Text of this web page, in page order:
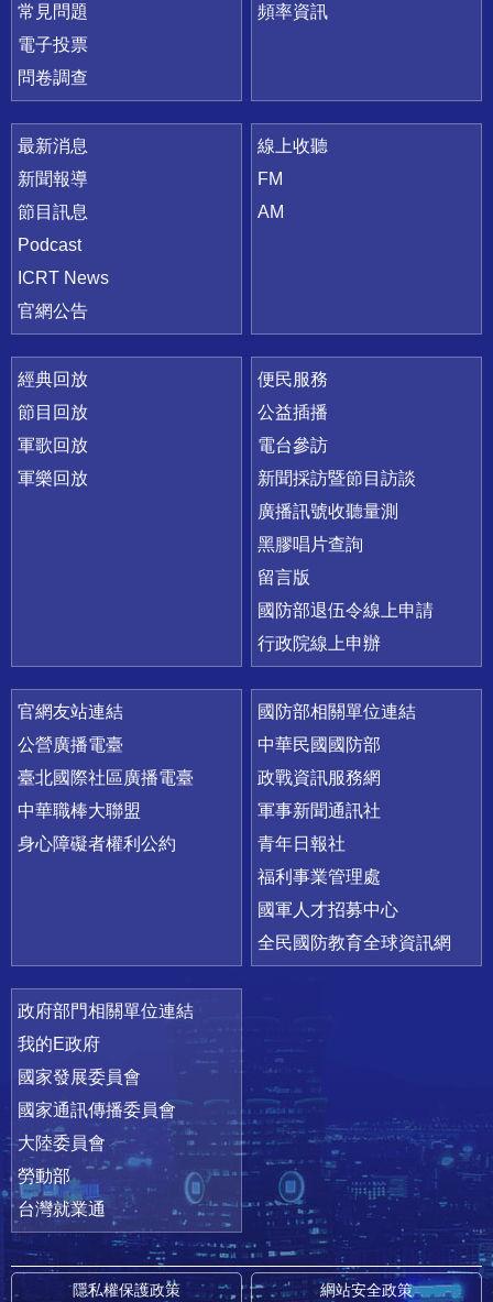
常見問題
電子投票
問卷調查
頻率資訊
最新消息
新聞報導
節目訊息
Podcast
ICRT News
官網公告
線上收聽
FM
AM
經典回放
節目回放
軍歌回放
軍樂回放
便民服務
公益插播
電台參訪
新聞採訪暨節目訪談
廣播訊號收聽量測
黑膠唱片查詢
留言版
國防部退伍令線上申請
行政院線上申辦
官網友站連結
公營廣播電臺
臺北國際社區廣播電臺
中華職棒大聯盟
身心障礙者權利公約
國防部相關單位連結
中華民國國防部
政戰資訊服務網
軍事新聞通訊社
青年日報社
福利事業管理處
國軍人才招募中心
全民國防教育全球資訊網
政府部門相關單位連結
我的E政府
國家發展委員會
國家通訊傳播委員會
大陸委員會
勞動部
台灣就業通
隱私權保護政策 網站安全政策